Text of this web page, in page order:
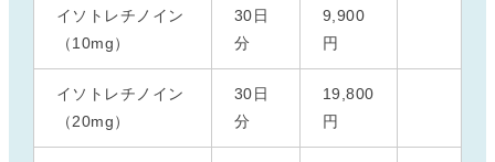
イソトレチノイン
（10mg）
30日
分
9,900
円
イソトレチノイン
（20mg）
30日
分
19,800
円